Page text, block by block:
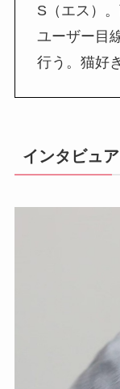
S（エス）
ユーザー目
行う。猫好き
インタビュ